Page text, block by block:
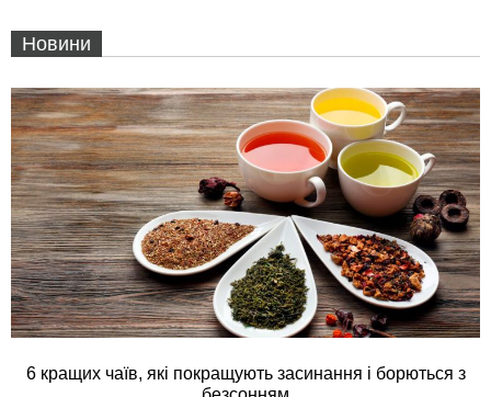
Новини
6 кращих чаїв, які покращують засинання і борються з